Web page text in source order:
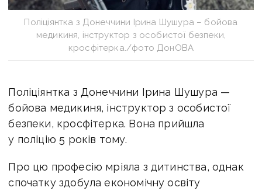
Поліціянтка з Донеччини Ірина Шушура – бойова
медикиня, інструктор з особистої безпеки,
кросфітерка./фото ДонОВА
Поліціянтка з Донеччини Ірина Шушура —
бойова медикиня, інструктор з особистої
безпеки, кросфітерка. Вона прийшла
у поліцію 5 років тому.
Про цю професію мріяла з дитинства, однак
спочатку здобула економічну освіту